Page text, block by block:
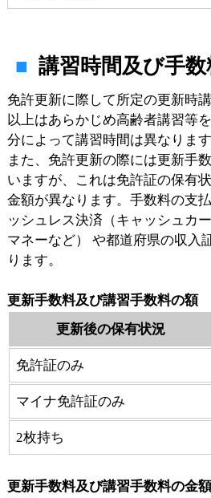
講習時間及び手数
免許更新に際して所定の更新時
以上はあらかじめ高齢者講習等
分によって講習時間は異なります
また、免許更新の際には更新手
いますが、これは免許証の保有
金額が異なります。手数料の支
ッシュレス決済（キャッシュカ
マネーなど） や都道府県の収入
ります。
更新手数料及び講習手数料の額
更新後の保有状況
免許証のみ
マイナ免許証のみ
2枚持ち
更新手数料及び講習手数料の金